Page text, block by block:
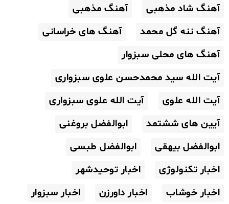
آهنگ شاد مذهبی
آهنگ مذهبی
آهنگ ننه گل محمد
آهنگ های خراسانی
آهنگ های محلی سبزوار
آیت الله سید محمدحسن علوی سبزواری
آیت الله علوی
آیت الله علوی سبزواری
آیین های ششتمد
ابوالفضل بروغنی
ابوالفضل بیهقی
ابوالفضل طبسی
اخبار تکنولوژی
اخبار توحیدشهر
اخبار خوشاب
اخبار داورزن
اخبار سبزوار